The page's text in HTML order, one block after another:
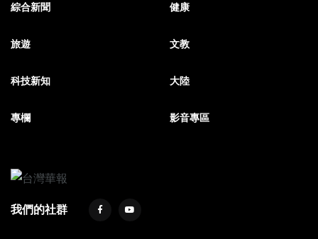
綜合新聞 健康
旅遊 文教
科技新知 大陸
專欄 影音專區
我們的社群